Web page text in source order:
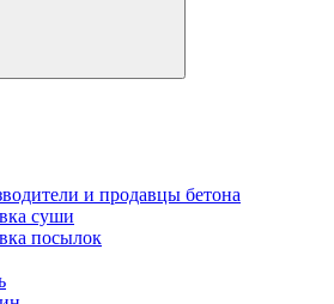
и продавцы бетона
суши
посылок